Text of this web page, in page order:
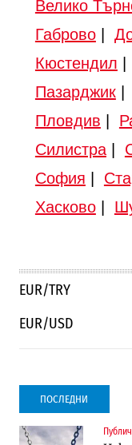
Велико
Габрово|
Кюстендил
Пазарджик|
Пловдив
Силистра|
София
Хасково|
EUR/TRY
EUR/USD
ПОСЛЕДНИ